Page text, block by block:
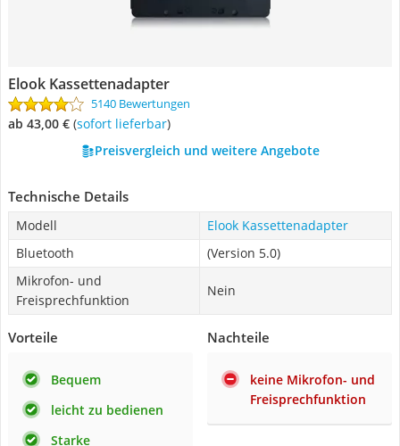
Elook Kassettenadapter
5140 Bewertungen
ab 43,00 € ( Sofort lieferbar)
Preisvergleich und weitere Angebote
Technische Details
Modell
Elook Kassettenadapter
Bluetooth
(Version 5.0)
Mikrofon- und
Freisprechfunktion
Nein
Vorteile
Bequem
leicht zu bedienen
Starke
Nachteile
keine Mikrofon- und
Freisprechfunktion